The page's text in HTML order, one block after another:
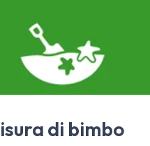
di bimbo